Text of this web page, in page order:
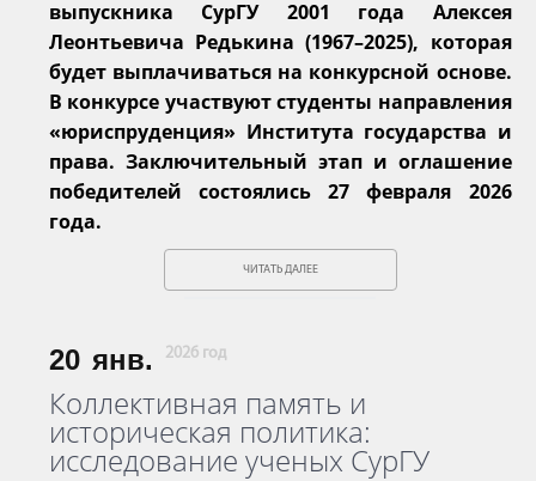
выпускника СурГУ 2001 года Алексея
Леонтьевича Редькина (1967–2025), которая
будет выплачиваться на конкурсной основе.
В конкурсе участвуют студенты направления
«юриспруденция» Института государства и
права. Заключительный этап и оглашение
победителей состоялись 27 февраля 2026
года.
ЧИТАТЬ ДАЛЕЕ
20 янв. 2026 год
Коллективная память и
историческая политика:
исследование ученых СурГУ